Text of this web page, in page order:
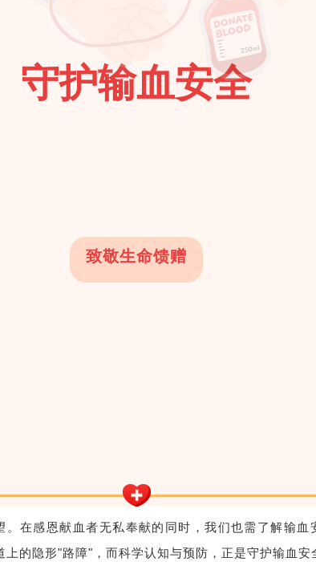
致敬生命馈赠
守护输血安全
。在感恩献血者无私奉献的同时，我们也需了解输
的隐形"路障"，而科学认知与预防，正是守护输血安